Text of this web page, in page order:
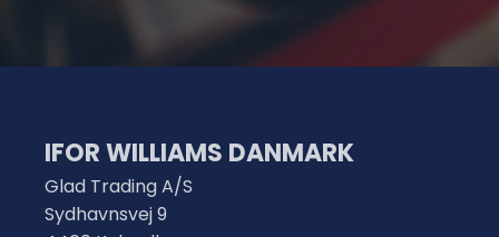
IFOR WILLIAMS DANMARK
Glad Trading A/S
Sydhavnsvej 9